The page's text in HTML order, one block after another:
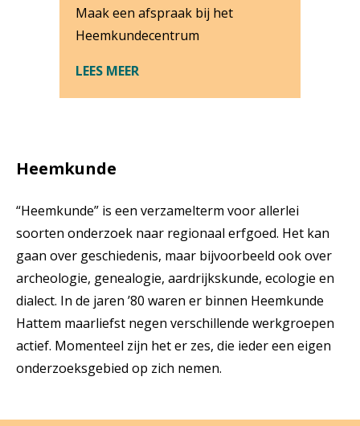
Maak een afspraak bij het
Heemkundecentrum
LEES MEER
Heemkunde
“Heemkunde” is een verzamelterm voor allerlei
soorten onderzoek naar regionaal erfgoed. Het kan
gaan over geschiedenis, maar bijvoorbeeld ook over
archeologie, genealogie, aardrijkskunde, ecologie en
dialect. In de jaren ’80 waren er binnen Heemkunde
Hattem maarliefst negen verschillende werkgroepen
actief. Momenteel zijn het er zes, die ieder een eigen
onderzoeksgebied op zich nemen.